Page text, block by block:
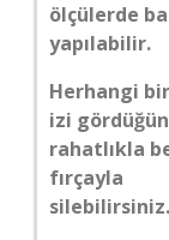
ölçülerde
yapılabilir.
Herhangi
izi
rahatlıkla
fırçayla
silebilirsiniz.